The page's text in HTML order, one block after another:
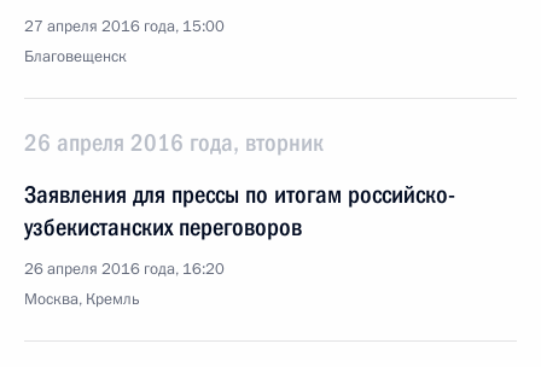
27 апреля 2016 года, 15:00
Благовещенск
26 апреля 2016 года, вторник
Заявления для прессы по итогам российско-
узбекистанских переговоров
26 апреля 2016 года, 16:20
Москва, Кремль